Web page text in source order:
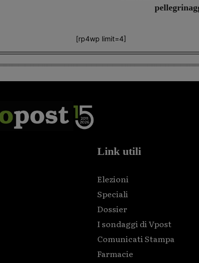
[rp4wp limit=4]
Link utili
Elezioni
Speciali
Dossier
I sondaggi di Vpost
Comunicati Stampa
Farmacie